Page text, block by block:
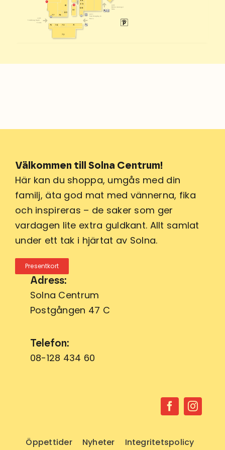
69
128
80
81
78
77
71
73
72
74
75
111
entré
Stadshusgången
Norra
entré
Bibliotekstorget
Östra
entré
Stadshusgången
Södra
D
G
Välkommen till Solna Centrum!
Här kan du shoppa, umgås med din
familj, äta god mat med vännerna, fika
och inspireras – de saker som ger
vardagen lite extra guldkant. Allt samlat
under ett tak i hjärtat av Solna.
Presentkort
Adress:
Solna Centrum
Postgången 47 C
Telefon:
08-128 434 60
Öppettider Nyheter Integritetspolicy